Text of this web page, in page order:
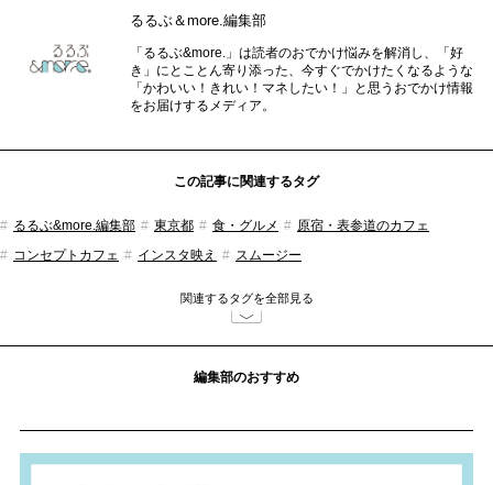
るるぶ＆more.編集部
「るるぶ&more.」は読者のおでかけ悩みを解消し、「好
き」にとことん寄り添った、今すぐでかけたくなるような
「かわいい！きれい！マネしたい！」と思うおでかけ情報
をお届けするメディア。
この記事に関連するタグ
るるぶ&more.編集部 東京都 食・グルメ
原宿・表参道のカフェ
コンセプトカフェ
インスタ映え スムージー
関連するタグを全部見る
編集部のおすすめ